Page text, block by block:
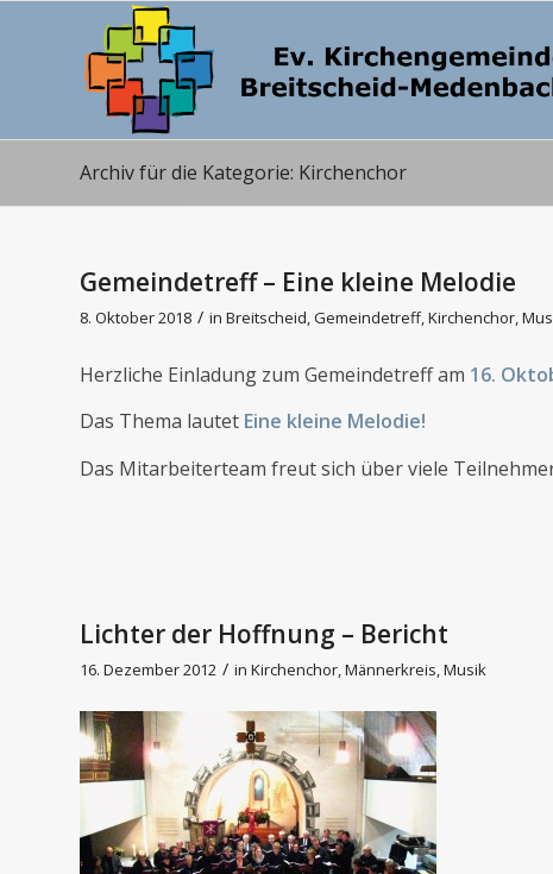
Archiv für die Kategorie: Kirchenchor
Gemeindetreff – Eine kleine Melodie
8. Oktober 2018 / in Breitscheid,Gemeindetreff,Kirchenchor,
Herzliche Einladung zum Gemeindetreff am 16.
Das Thema lautet Eine kleine Melodie!
Das Mitarbeiterteam freut sich über viele
Lichter der Hoffnung – Bericht
16. Dezember 2012 / in Kirchenchor,Männerkreis,Musik